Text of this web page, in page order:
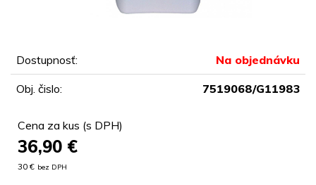
Dostupnosť: Na objednávku
Obj. čislo: 7519068/G11983
Cena za kus (s DPH)
36,90 €
30 € bez DPH